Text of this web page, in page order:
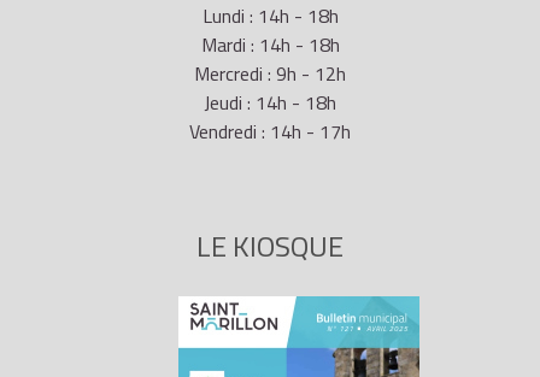
Lundi : 14h - 18h
Mardi : 14h - 18h
Mercredi : 9h - 12h
Jeudi : 14h - 18h
Vendredi : 14h - 17h
LE KIOSQUE